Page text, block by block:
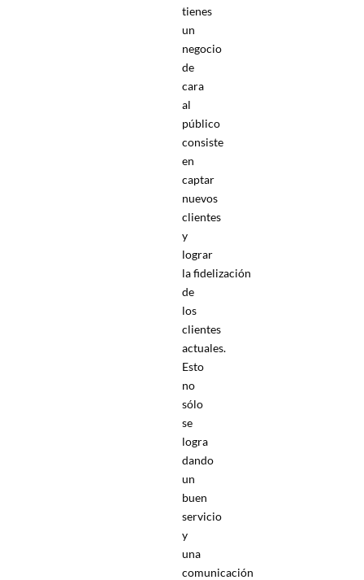
tienes
un
negocio
de
cara
al
público
consiste
en
captar
nuevos
clientes
y
lograr
la fidelización
de
los
clientes
actuales.
Esto
no
sólo
se
logra
dando
un
buen
servicio
y
una
comunicación